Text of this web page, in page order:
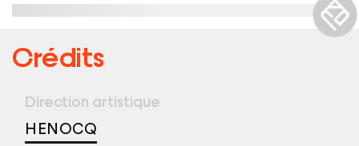
Crédits
Direction artistique
HENOCQ